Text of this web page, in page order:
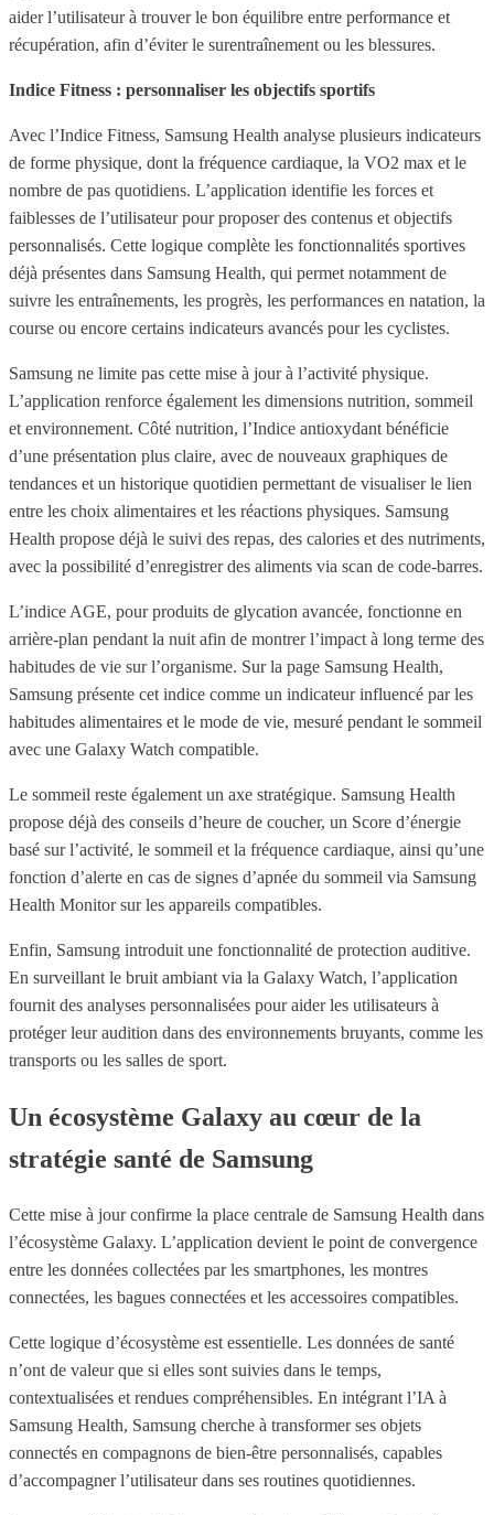
aider l’utilisateur à trouver le bon équilibre entre performance et
récupération, afin d’éviter le surentraînement ou les blessures.
Indice Fitness : personnaliser les objectifs sportifs
Avec l’Indice Fitness, Samsung Health analyse plusieurs indicateurs
de forme physique, dont la fréquence cardiaque, la VO2 max et le
nombre de pas quotidiens. L’application identifie les forces et
faiblesses de l’utilisateur pour proposer des contenus et objectifs
personnalisés. Cette logique complète les fonctionnalités sportives
déjà présentes dans Samsung Health, qui permet notamment de
suivre les entraînements, les progrès, les performances en natation, la
course ou encore certains indicateurs avancés pour les cyclistes.
Samsung ne limite pas cette mise à jour à l’activité physique.
L’application renforce également les dimensions nutrition, sommeil
et environnement. Côté nutrition, l’Indice antioxydant bénéficie
d’une présentation plus claire, avec de nouveaux graphiques de
tendances et un historique quotidien permettant de visualiser le lien
entre les choix alimentaires et les réactions physiques. Samsung
Health propose déjà le suivi des repas, des calories et des nutriments,
avec la possibilité d’enregistrer des aliments via scan de code-barres.
L’indice AGE, pour produits de glycation avancée, fonctionne en
arrière-plan pendant la nuit afin de montrer l’impact à long terme des
habitudes de vie sur l’organisme. Sur la page Samsung Health,
Samsung présente cet indice comme un indicateur influencé par les
habitudes alimentaires et le mode de vie, mesuré pendant le sommeil
avec une Galaxy Watch compatible.
Le sommeil reste également un axe stratégique. Samsung Health
propose déjà des conseils d’heure de coucher, un Score d’énergie
basé sur l’activité, le sommeil et la fréquence cardiaque, ainsi qu’une
fonction d’alerte en cas de signes d’apnée du sommeil via Samsung
Health Monitor sur les appareils compatibles.
Enfin, Samsung introduit une fonctionnalité de protection auditive.
En surveillant le bruit ambiant via la Galaxy Watch, l’application
fournit des analyses personnalisées pour aider les utilisateurs à
protéger leur audition dans des environnements bruyants, comme les
transports ou les salles de sport.
Un écosystème Galaxy au cœur de la
stratégie santé de Samsung
Cette mise à jour confirme la place centrale de Samsung Health dans
l’écosystème Galaxy. L’application devient le point de convergence
entre les données collectées par les smartphones, les montres
connectées, les bagues connectées et les accessoires compatibles.
Cette logique d’écosystème est essentielle. Les données de santé
n’ont de valeur que si elles sont suivies dans le temps,
contextualisées et rendues compréhensibles. En intégrant l’IA à
Samsung Health, Samsung cherche à transformer ses objets
connectés en compagnons de bien-être personnalisés, capables
d’accompagner l’utilisateur dans ses routines quotidiennes.